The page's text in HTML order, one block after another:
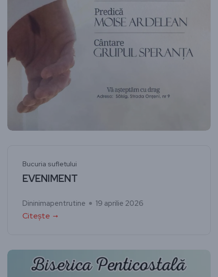
Bucuria sufletului
EVENIMENT
Dininimapentrutine 19 aprilie 2026
Citește